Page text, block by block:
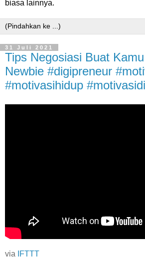
biasa lainnya.
31 Juli 2021
Tips Negosiasi Buat
Newbie #digipreneur
#motivasihidup
via IFTTT